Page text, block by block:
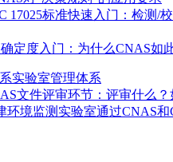
17025标准快速入门：检测/
定度入门：为什么CNAS如
实验室管理体系
文件评审环节：评审什么
环境监测实验室通过CNAS